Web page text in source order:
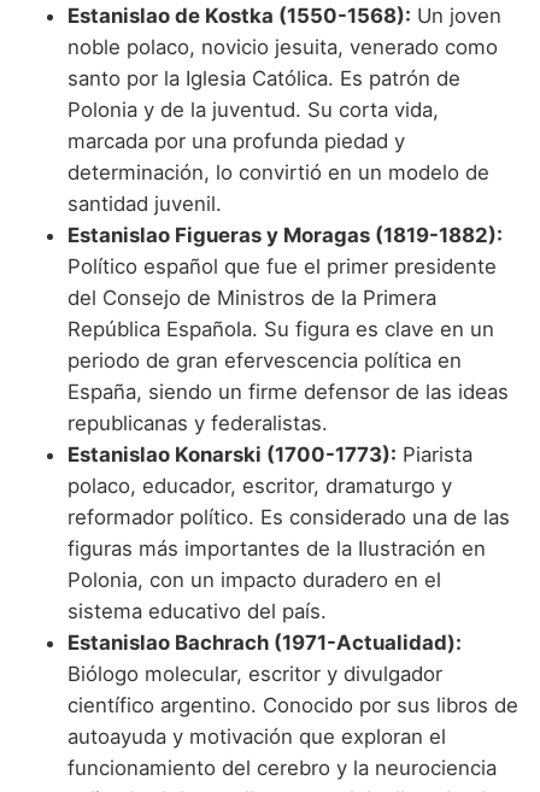
Estanislao de Kostka (1550-1568): Un joven
noble polaco, novicio jesuita, venerado como
santo por la Iglesia Católica. Es patrón de
Polonia y de la juventud. Su corta vida,
marcada por una profunda piedad y
determinación, lo convirtió en un modelo de
santidad juvenil.
Estanislao Figueras y Moragas (1819-1882):
Político español que fue el primer presidente
del Consejo de Ministros de la Primera
República Española. Su figura es clave en un
periodo de gran efervescencia política en
España, siendo un firme defensor de las ideas
republicanas y federalistas.
Estanislao Konarski (1700-1773): Piarista
polaco, educador, escritor, dramaturgo y
reformador político. Es considerado una de las
figuras más importantes de la Ilustración en
Polonia, con un impacto duradero en el
sistema educativo del país.
Estanislao Bachrach (1971-Actualidad):
Biólogo molecular, escritor y divulgador
científico argentino. Conocido por sus libros de
autoayuda y motivación que exploran el
funcionamiento del cerebro y la neurociencia